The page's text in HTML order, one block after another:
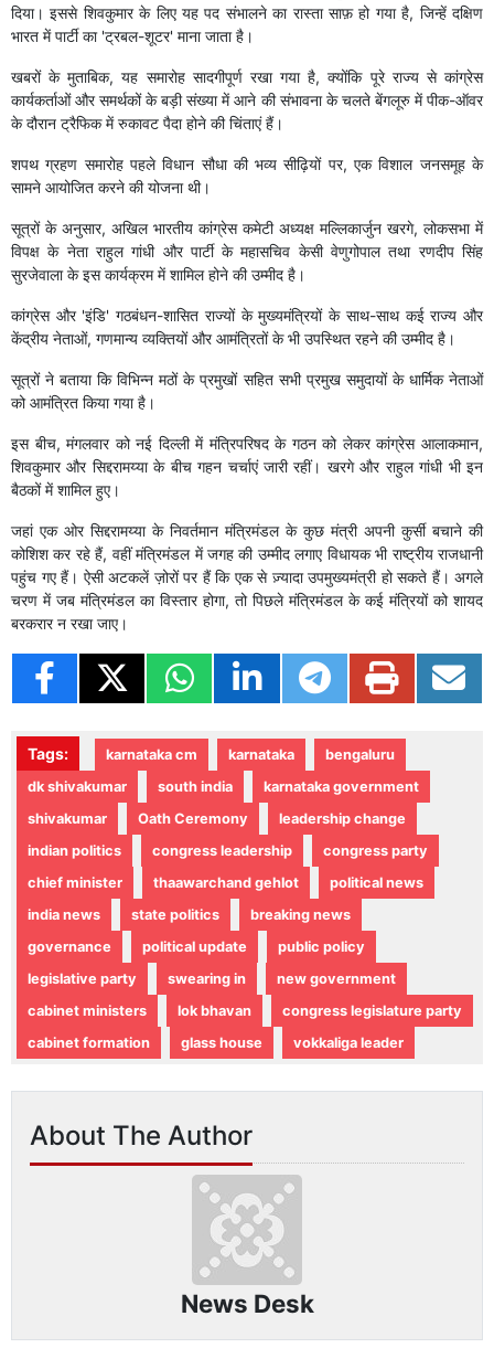
दिया। इससे शिवकुमार के लिए यह पद संभालने का रास्ता साफ़ हो गया है, जिन्हें दक्षिण
भारत में पार्टी का 'ट्रबल-शूटर' माना जाता है।
खबरों के मुताबिक, यह समारोह सादगीपूर्ण रखा गया है, क्योंकि पूरे राज्य से कांग्रेस
कार्यकर्ताओं और समर्थकों के बड़ी संख्या में आने की संभावना के चलते बेंगलूरु में पीक-ऑवर
के दौरान ट्रैफिक में रुकावट पैदा होने की चिंताएं हैं।
शपथ ग्रहण समारोह पहले विधान सौधा की भव्य सीढ़ियों पर, एक विशाल जनसमूह के
सामने आयोजित करने की योजना थी।
सूत्रों के अनुसार, अखिल भारतीय कांग्रेस कमेटी अध्यक्ष मल्लिकार्जुन खरगे, लोकसभा में
विपक्ष के नेता राहुल गांधी और पार्टी के महासचिव केसी वेणुगोपाल तथा रणदीप सिंह
सुरजेवाला के इस कार्यक्रम में शामिल होने की उम्मीद है।
कांग्रेस और 'इंडि' गठबंधन-शासित राज्यों के मुख्यमंत्रियों के साथ-साथ कई राज्य और
केंद्रीय नेताओं, गणमान्य व्यक्तियों और आमंत्रितों के भी उपस्थित रहने की उम्मीद है।
सूत्रों ने बताया कि विभिन्न मठों के प्रमुखों सहित सभी प्रमुख समुदायों के धार्मिक नेताओं
को आमंत्रित किया गया है।
इस बीच, मंगलवार को नई दिल्ली में मंत्रिपरिषद के गठन को लेकर कांग्रेस आलाकमान,
शिवकुमार और सिद्दरामय्या के बीच गहन चर्चाएं जारी रहीं। खरगे और राहुल गांधी भी इन
बैठकों में शामिल हुए।
जहां एक ओर सिद्दरामय्या के निवर्तमान मंत्रिमंडल के कुछ मंत्री अपनी कुर्सी बचाने की
कोशिश कर रहे हैं, वहीं मंत्रिमंडल में जगह की उम्मीद लगाए विधायक भी राष्ट्रीय राजधानी
पहुंच गए हैं। ऐसी अटकलें ज़ोरों पर हैं कि एक से ज़्यादा उपमुख्यमंत्री हो सकते हैं। अगले
चरण में जब मंत्रिमंडल का विस्तार होगा, तो पिछले मंत्रिमंडल के कई मंत्रियों को शायद
बरकरार न रखा जाए।
Tags: karnataka cm karnataka
bengaluru
dk shivakumar
south india
karnataka government
shivakumar
Oath Ceremony
leadership change
indian politics
congress leadership
congress party
chief minister
thaawarchand gehlot
political news
india news
state politics
breaking news
governance
political update
public policy
legislative party
swearing in
new government
cabinet ministers
lok bhavan
congress legislature party
cabinet formation
glass house vokkaliga leader
About The Author
News Desk